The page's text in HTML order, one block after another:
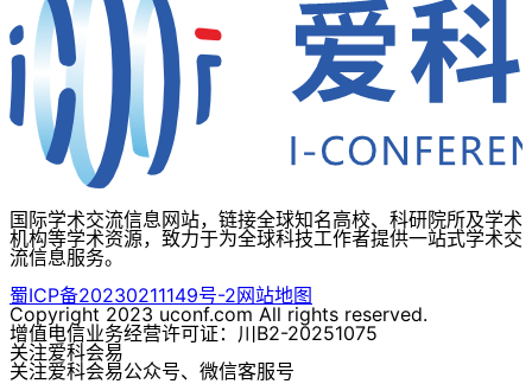
国际学术交流信息网站，链接全球知名高校、科研院所及学术
机构等学术资源，致力于为全球科技工作者提供一站式学术交
流信息服务。
蜀ICP备20230211149号-2网站地图
Copyright 2023 uconf.com All rights reserved.
增值电信业务经营许可证：川B2-20251075
关注爱科会易
关注爱科会易公众号、微信客服号